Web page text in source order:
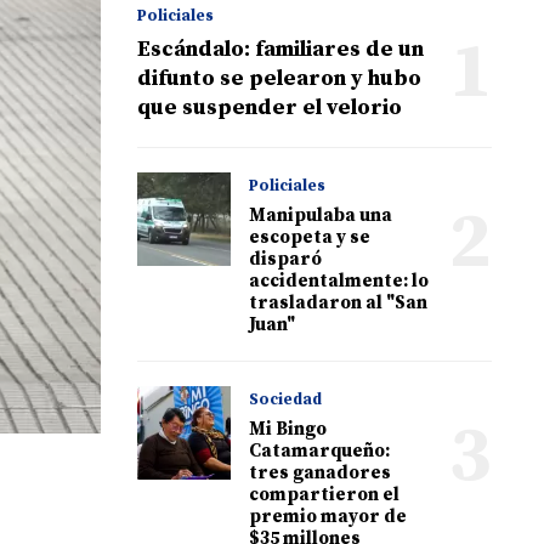
Policiales
Escándalo: familiares de un
difunto se pelearon y hubo
que suspender el velorio
Policiales
Manipulaba una
escopeta y se
disparó
accidentalmente: lo
trasladaron al "San
Juan"
Sociedad
Mi Bingo
Catamarqueño:
tres ganadores
compartieron el
premio mayor de
$35 millones